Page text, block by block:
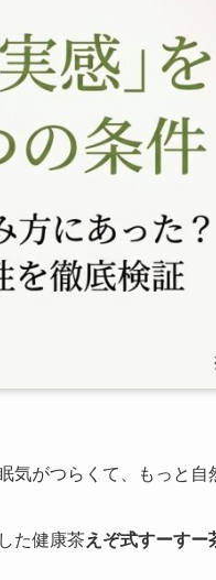
がつらくて、もっと自
た健康茶えぞ式すーすー